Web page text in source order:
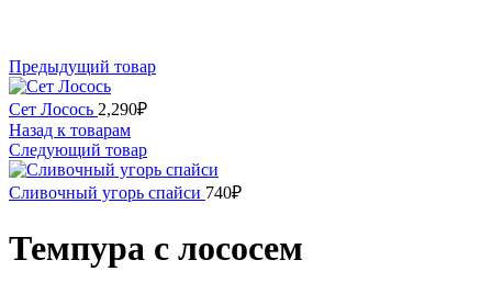
Предыдущий товар
Сет Лосось 2,290₽
Назад к товарам
Следующий товар
Сливочный угорь спайси 740₽
Темпура с лососем